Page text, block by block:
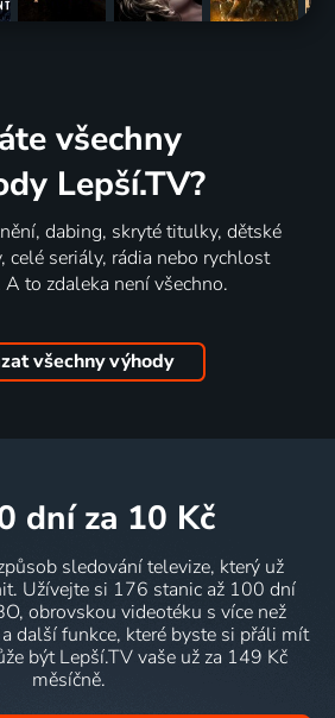
všechny
Lepší.TV?
dabing, skryté titulky, dětské
celé seriály, rádia nebo rychlost
A to zdaleka není všechno.
všechny výhody
dní za 10 Kč
sledování televize, který už
Užívejte si 176 stanic až 100 dní
obrovskou videotéku s více než
další funkce, které byste si přáli mít
být Lepší.TV vaše už za 149 Kč
měsíčně.